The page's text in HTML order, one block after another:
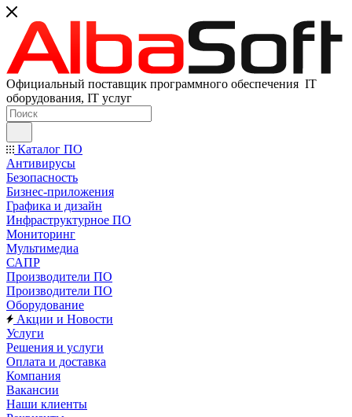
Официальный поставщик программного обеспечения IT
оборудования, IT услуг
Каталог ПО
Антивирусы
Безопасность
Бизнес-приложения
Графика и дизайн
Инфраструктурное ПО
Мониторинг
Мультимедиа
САПР
Производители ПО
Производители ПО
Оборудование
Акции и Новости
Услуги
Решения и услуги
Оплата и доставка
Компания
Вакансии
Наши клиенты